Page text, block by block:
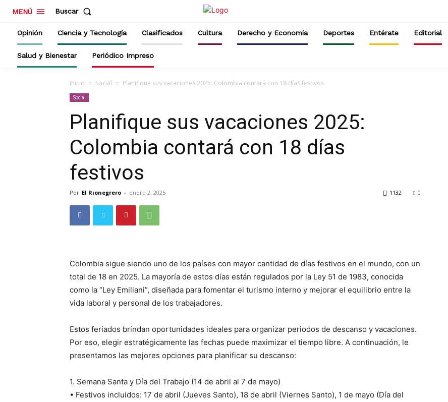
MENÚ Buscar
Opinión Ciencia y Tecnología Clasificados Cultura Derecho y Economía Deportes Entérate Editorial
Salud y Bienestar Periódico Impreso
Inicio Social Planifique sus vacaciones 2025: Colombia contará con 18 días festivos
Social
Planifique sus vacaciones 2025:
Colombia contará con 18 días
festivos
Por El Rionegrero - enero 2, 2025 0
1132
Colombia sigue siendo uno de los países con mayor cantidad de días festivos en el mundo, con un
total de 18 en 2025. La mayoría de estos días están regulados por la Ley 51 de 1983, conocida
como la “Ley Emiliani”, diseñada para fomentar el turismo interno y mejorar el equilibrio entre la
vida laboral y personal de los trabajadores.
Estos feriados brindan oportunidades ideales para organizar periodos de descanso y vacaciones.
Por eso, elegir estratégicamente las fechas puede maximizar el tiempo libre. A continuación, le
presentamos las mejores opciones para planificar su descanso:
1. Semana Santa y Día del Trabajo (14 de abril al 7 de mayo)
• Festivos incluidos: 17 de abril (Jueves Santo), 18 de abril (Viernes Santo), 1 de mayo (Día del